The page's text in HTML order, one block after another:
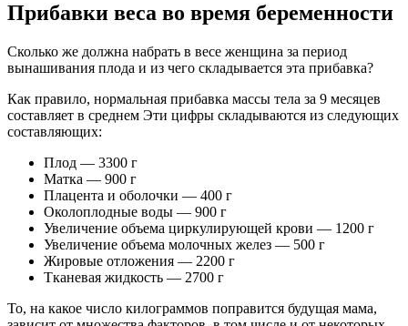
Прибавки веса во время беременности
Сколько же должна набрать в весе женщина за период
вынашивания плода и из чего складывается эта прибавка?
Как правило, нормальная прибавка массы тела за 9 месяцев
составляет в среднем Эти цифры складываются из следующих
составляющих:
Плод — 3300 г
Матка — 900 г
Плацента и оболочки — 400 г
Околоплодные воды — 900 г
Увеличение объема циркулирующей крови — 1200 г
Увеличение объема молочных желез — 500 г
Жировые отложения — 2200 г
Тканевая жидкость — 2700 г
То, на какое число килограммов поправится будущая мама,